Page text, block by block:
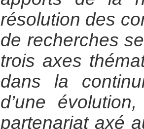
résolution des
de recherches
trois axes
dans la
d’une
partenariat axé